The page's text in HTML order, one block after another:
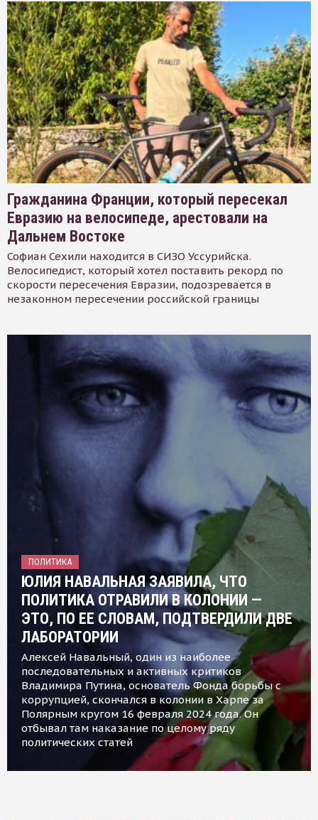
Гражданина Франции, который пересекал
Евразию на велосипеде, арестовали на
Дальнем Востоке
Софиан Сехили находится в СИЗО Уссурийска.
Велосипедист, который хотел поставить рекорд по
скорости пересечения Евразии, подозревается в
незаконном пересечении российской границы
ПОЛИТИКА
ЮЛИЯ НАВАЛЬНАЯ ЗАЯВИЛА, ЧТО
ПОЛИТИКА ОТРАВИЛИ В КОЛОНИИ —
ЭТО, ПО ЕЕ СЛОВАМ, ПОДТВЕРДИЛИ ДВЕ
ЛАБОРАТОРИИ
Алексей Навальный, один из наиболее
последовательных и активных критиков
Владимира Путина, основатель Фонда борьбы с
коррупцией, скончался в колонии в Харпе за
Полярным кругом 16 февраля 2024 года. Он
отбывал там наказание по целому ряду
политических статей